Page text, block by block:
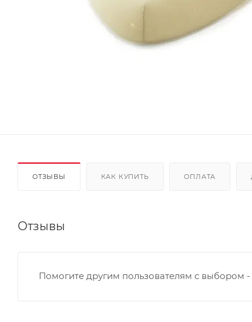
ОТЗЫВЫ КАК КУПИТЬ ОПЛАТА
Отзывы
Помогите другим пользователям с выбором